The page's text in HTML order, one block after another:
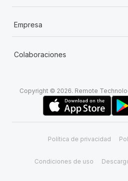
Empresa
Colaboraciones
Copyright © 2026. Remote
Política de privacidad
Condiciones de uso